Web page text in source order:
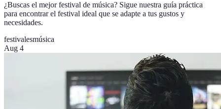
¿Buscas el mejor festival de música? Sigue nuestra guía práctica
para encontrar el festival ideal que se adapte a tus gustos y
necesidades.
festivalesmúsica
Aug 4